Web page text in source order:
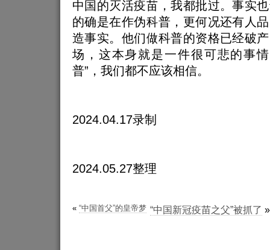
中国的灭活疫苗，我都批过。事实
的确是在作伪科普，更何况还有人
造事实。他们做科普的资格已经破
场，这本身就是一件很可悲的事
普”，我们都不应该相信。
2024.04.17录制
2024.05.27整理
« “中国首父”的皇帝梦 “中国新冠疫苗之父”被抓了 »